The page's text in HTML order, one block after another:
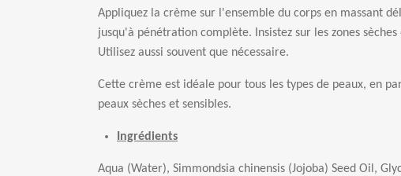
Appliquez la crème sur l'ensemble du corps en massant dé
jusqu'à pénétration compl ète. Insistez sur les zones sèches
Utilisez aussi souvent que nécessaire.
Cette crème est idéale pour tous les types de peaux, en
peaux sèches et sensibles.
Ingrédients
Aqua (Water), Simmondsia chinensis (Jojoba) Seed Oil,